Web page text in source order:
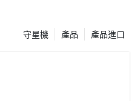
產品進口
產品
守星機